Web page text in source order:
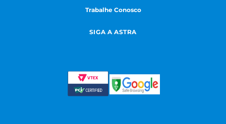
Trabalhe Conosco
SIGA A ASTRA